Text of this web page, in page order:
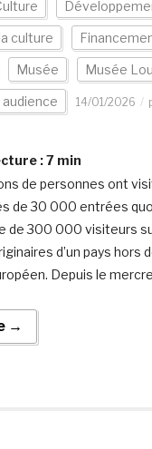
culture
Musée Musée
14/01/2026
:7 min
de personnes ont
de 30 000 entrées
de 300 000 visiteurs
d’un pays hors
Depuis le
→